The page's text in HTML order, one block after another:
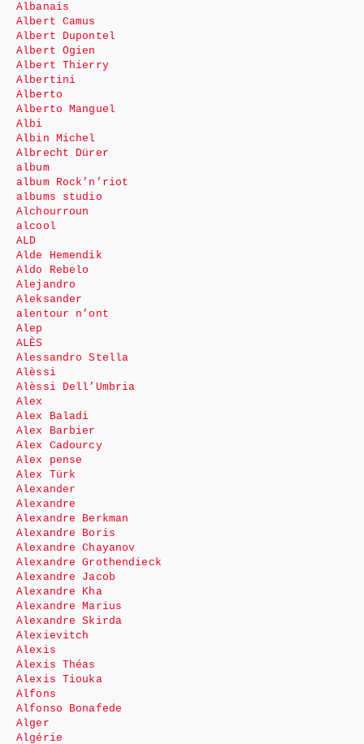
Albanais
Albert Camus
Albert Dupontel
Albert Ogien
Albert Thierry
Albertini
Alberto
Alberto Manguel
Albi
Albin Michel
Albrecht Dürer
album
album Rock’n’riot
albums studio
Alchourroun
alcool
ALD
Alde Hemendik
Aldo Rebelo
Alejandro
Aleksander
alentour n’ont
Alep
ALÈS
Alessandro Stella
Alèssi
Alèssi Dell’Umbria
Alex
Alex Baladi
Alex Barbier
Alex Cadourcy
Alex pense
Alex Türk
Alexander
Alexandre
Alexandre Berkman
Alexandre Boris
Alexandre Chayanov
Alexandre Grothendieck
Alexandre Jacob
Alexandre Kha
Alexandre Marius
Alexandre Skirda
Alexievitch
Alexis
Alexis Théas
Alexis Tiouka
Alfons
Alfonso Bonafede
Alger
Algérie